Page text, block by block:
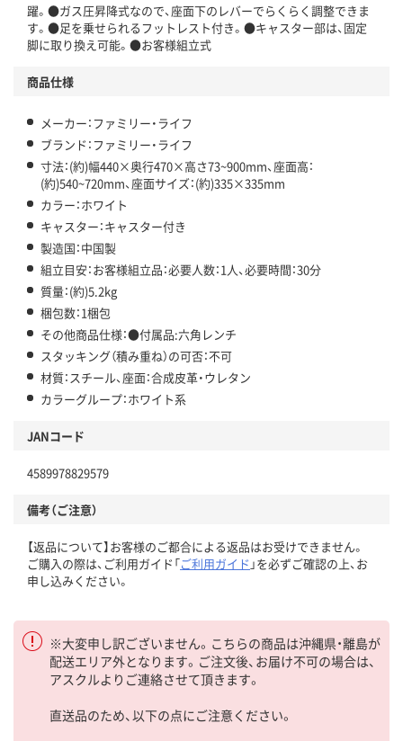
躍。●ガス圧昇降式なので、座面下のレバーでらくらく調整できま
す。●足を乗せられるフットレスト付き。●キャスター部は、固定
脚に取り換え可能。●お客様組立式
商品仕様
メーカー：ファミリー・ライフ
ブランド：ファミリー・ライフ
寸法：(約)幅440×奥行470×高さ73~900mm、座面高：
(約)540~720mm、座面サイズ：(約)335×335mm
カラー：ホワイト
キャスター：キャスター付き
製造国：中国製
組立目安：お客様組立品：必要人数：1人、必要時間：30分
質量：(約)5.2kg
梱包数：1梱包
その他商品仕様：●付属品:六角レンチ
スタッキング（積み重ね）の可否：不可
材質：スチール、座面：合成皮革・ウレタン
カラーグループ：ホワイト系
JANコード
4589978829579
備考（ご注意）
【返品について】お客様のご都合による返品はお受けできません。
ご購入の際は、ご利用ガイド「ご利用ガイド 」を必ずご確認の上、お
申し込みください。
※大変申し訳ございません。こちらの商品は沖縄県・離島が
配送エリア外となります。ご注文後、お届け不可の場合は、
アスクルよりご連絡させて頂きます。
直送品のため、以下の点にご注意ください。